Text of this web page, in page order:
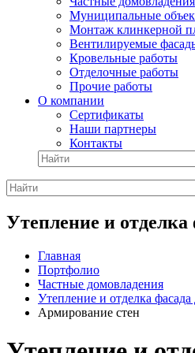
Муниципальные
Монтаж клинкерной
Вентилируемые
Кровельные работы
Отделочные работы
Прочие работы
О компании
Сертификаты
Наши партнеры
Контакты
Утепление и
Главная
Портфолио
Частные домовладения
Утепление и отделка
Армирование стен